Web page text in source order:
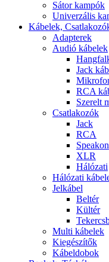
Sátor kampók
Univerzális
Kábelek,
Adapterek
Audió kábelek
Jack
RCA
Szerelt
Csatlakozók
Jack
RCA
Speakon
XLR
Hálózati
Hálózati
Jelkábel
Beltér
Kültér
Multi kábelek
Kiegészítők
Kábeldobok